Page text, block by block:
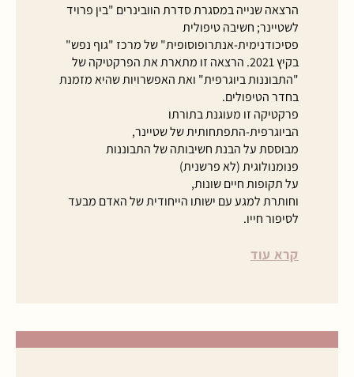
הרצאה שנייה במסגרת סדרת הוובינרים "בין פרויד
לשטיינר; חשיבה טיפולית
פסיכודנימית-אנתרופוסופית" של מרכז "גוף נפש"
בקיץ 2021. הרצאה זו מתארת את הפרקטיקה של
"התבוננות ביוגרפית" ואת האפשרויות שהיא מזמנת
בחדר הטיפולים.
פרקטיקה זו מעוגנת בתורתו
הביוגרפית-התפתחותית של שטיינר,
מבוססת על הבנת חשיבותה של התבוננות
פנומנולוגית (לא פרשנית)
על תקופות חיים שונות,
וחותרת למגע עם ישותו הייחודית של האדם מבעד
לסיפור חייו.
קרא עוד